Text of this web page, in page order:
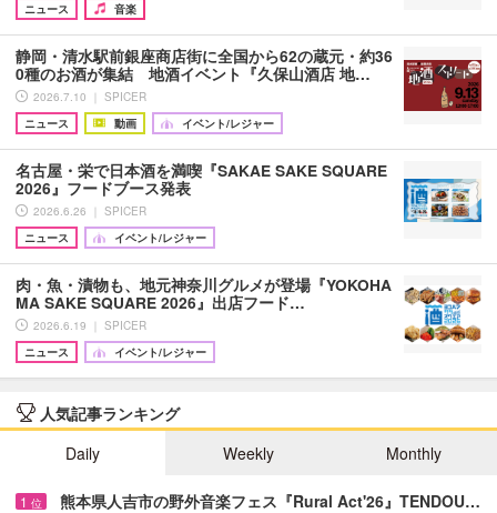
ニュース
音楽
静岡・清水駅前銀座商店街に全国から62の蔵元・約36
0種のお酒が集結 地酒イベント『久保山酒店 地…
2026.7.10 ｜ SPICER
ニュース
動画 イベント/レジャー
名古屋・栄で日本酒を満喫『SAKAE SAKE SQUARE
2026』フードブース発表
2026.6.26 ｜ SPICER
ニュース
イベント/レジャー
肉・魚・漬物も、地元神奈川グルメが登場『YOKOHA
MA SAKE SQUARE 2026』出店フード…
2026.6.19 ｜ SPICER
ニュース
イベント/レジャー
人気記事ランキング
Daily
Weekly Monthly
1 位 熊本県人吉市の野外音楽フェス『Rural Act'26』TENDOU…